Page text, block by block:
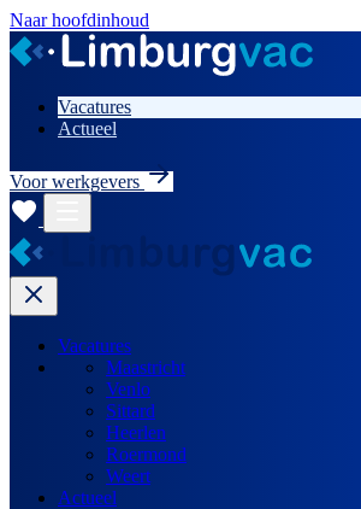
Naar hoofdinhoud
Vacatures
Actueel
Voor werkgevers
Vacatures
Maastricht
Venlo
Sittard
Heerlen
Roermond
Weert
Actueel